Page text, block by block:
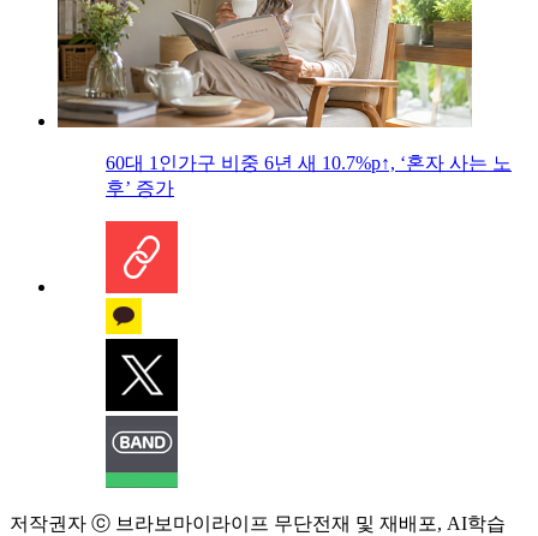
60대 1인가구 비중 6년 새 10.7%p↑, ‘혼자 사는 노
후’ 증가
저작권자 ⓒ 브라보마이라이프 무단전재 및 재배포, AI학습